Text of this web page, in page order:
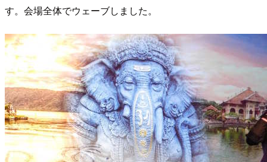
す。会場全体でウェーブしました。